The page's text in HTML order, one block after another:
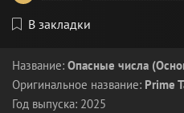
В закладки
Название: Опасные числа
Оригинальное название: Prime
Год выпуска: 2025